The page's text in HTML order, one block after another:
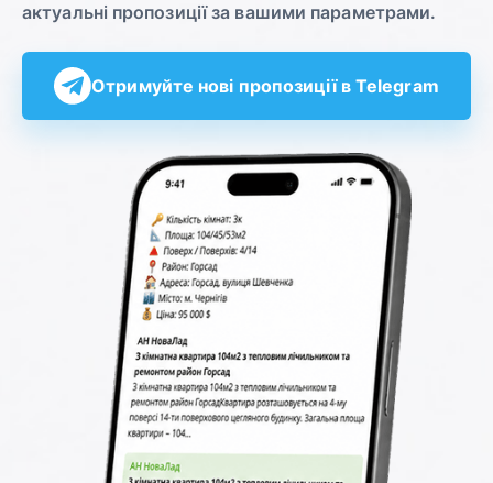
актуальні пропозиції за вашими параметрами.
Отримуйте нові пропозиції в Telegram